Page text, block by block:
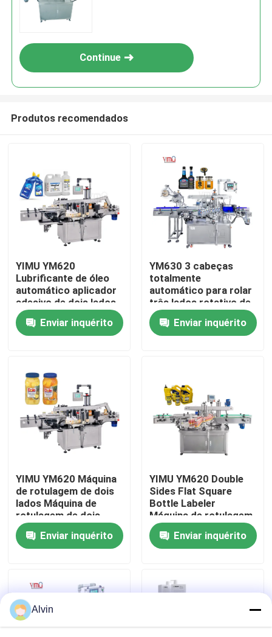
Casa
Produtos
Sobre nós
Excursão da fábrica
Controle da qualidade
Contacte-nos
Peça umas citações
máquina de etiquetas automática
Continue
Produtos recomendados
YIMU YM620
Lubrificante de óleo
automático aplicador
adesivo de dois lados
para garrafas de
detergente de roupa
Enviar inquérito
YM630 3 cabeças
totalmente
automático para rolar
três lados rotativo de
garrafa quadrada
Enviar inquérito
YIMU YM620 Máquina
de rotulagem de dois
lados Máquina de
rotulagem de dois
lados para garrafas
quadradasEnviar inquérito
YIMU YM620 Double
Sides Flat Square
Bottle Labeler
Máquina de rotulagem
automática para
garrafas de óleo
lubrificante
Enviar inquérito
Alvin